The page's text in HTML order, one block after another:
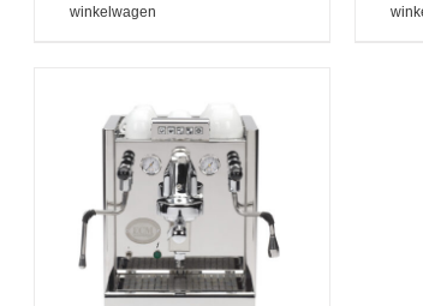
winkelwagen